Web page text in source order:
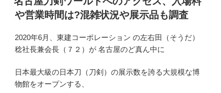
日:
や営業時間は?混雑状況や展示品も調査
2020年6月、東建コーポレーション の左右田（そうだ）
稔社長兼会長（７２）が 名古屋のど真ん中に
日本最大級の日本刀（刀剣）の展示数を誇る大規模な博
物館をオープンする、